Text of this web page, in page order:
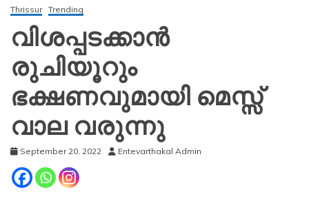
Thrissur Trending
വിശപ്പടക്കാൻ
രുചിയൂറും
ഭക്ഷണവുമായി മെസ്സ്
വാല വരുന്നു
September 20, 2022 Entevarthakal Admin